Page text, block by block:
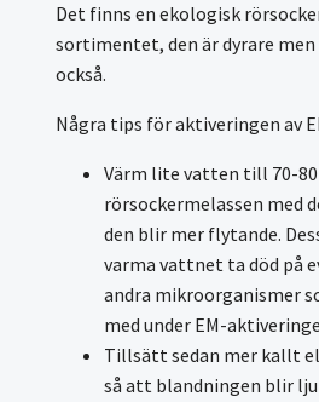
Det finns en ekologisk
sortimentet, den är dyrare
också.
Några tips för aktiveringen av
Värm lite vatten till 70-
rörsockermelassen med
den blir mer flytande.
varma vattnet ta död på
andra mikroorganismer
med under EM-
Tillsätt sedan mer kallt
så att blandningen blir